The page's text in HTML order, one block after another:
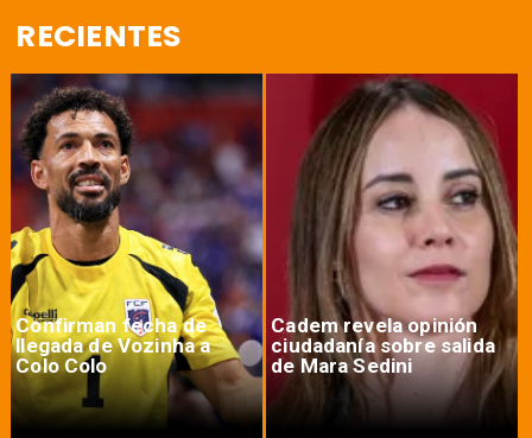
RECIENTES
Confirman fecha de
llegada de Vozinha a
Colo Colo
Cadem revela opinión
ciudadanía sobre salida
de Mara Sedini